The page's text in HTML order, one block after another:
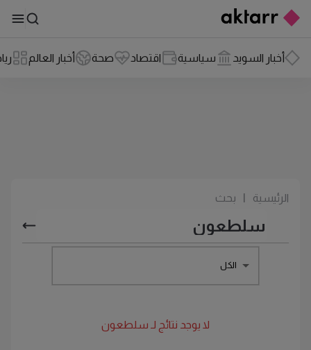
أخبار السويد سياسية اقتصاد صحة أخبار العالم
الرئيسية بحث
الكل
لا يوجد نتائج لـ سلطعون